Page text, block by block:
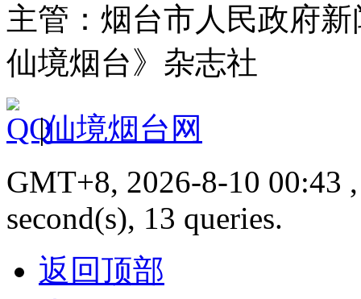
主管：烟台市人民政府
仙境烟台》杂志社
|仙境烟台网
GMT+8, 2026-8-10 00:43
second(s), 13 queries.
返回顶部